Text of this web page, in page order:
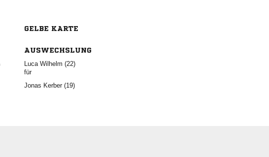
GELBE KARTE
AUSWECHSLUNG
  
für
  